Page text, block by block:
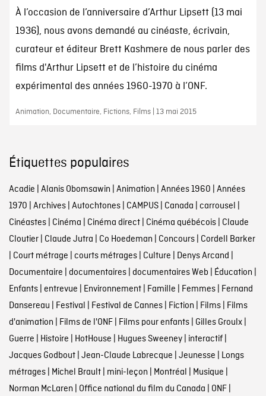
À l’occasion de l’anniversaire d’Arthur Lipsett (13 mai
1936), nous avons demandé au cinéaste, écrivain,
curateur et éditeur Brett Kashmere de nous parler des
films d'Arthur Lipsett et de l’histoire du cinéma
expérimental des années 1960-1970 à l’ONF.
Animation, Documentaire, Fictions, Films | 13 mai 2015
Étiquettes populaires
Acadie | Alanis Obomsawin | Animation | Années 1960 | Années
1970 | Archives| Autochtones| CAMPUS| Canada | carrousel |
Cinéastes| Cinéma | Cinéma direct| Cinéma québécois| Claude
Cloutier| Claude Jutra | Co Hoedeman | Concours| Cordell Barker
| Court métrage | courts métrages| Culture | Denys Arcand |
Documentaire | documentaires| documentaires Web | Éducation |
Enfants| entrevue | Environnement| Famille | Femmes| Fernand
Dansereau | Festival | Festival de Cannes| Fiction | Films| Films
d'animation | Films de l'ONF| Films pour enfants| Gilles Groulx|
Guerre | Histoire | HotHouse | Hugues Sweeney| interactif|
Jacques Godbout| Jean-Claude Labrecque | Jeunesse | Longs
métrages| Michel Brault| mini-leçon | Montréal | Musique |
Norman McLaren | Office national du film du Canada | ONF|